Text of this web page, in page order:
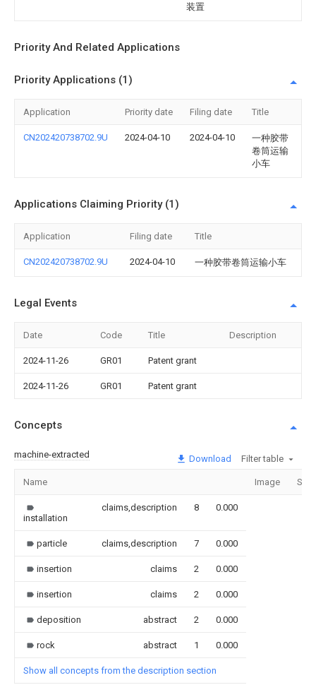
装置
Priority And Related Applications
Priority Applications (1)
Application Priority date Filing date Title
CN202420738702.9U 2024-04-10 2024-04-10
一种胶带
卷筒运输
小车
Applications Claiming Priority (1)
Application Filing date Title
CN202420738702.9U 2024-04-10 一种胶带卷筒运输小车
Legal Events
Date Code Title Description
2024-11-26 GR01 Patent grant
2024-11-26 GR01 Patent grant
Concepts
machine-extracted Download Filter table
Name Image
installation
claims,description 8 0.000
particle claims,description 7 0.000
insertion claims 2 0.000
insertion claims 2 0.000
deposition abstract 2 0.000
rock abstract 1 0.000
Show all concepts from the description section